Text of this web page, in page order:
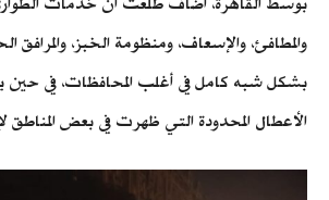
والمطافئ، والإسعاف، ومنظومة الخبز، والمرافق
بشكل شبه كامل في أغلب المحافظات، في حين
الأعطال المحدودة التي ظهرت في بعض المناطق